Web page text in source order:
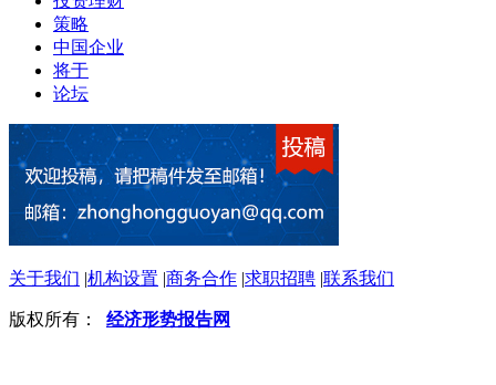
策略
中国企业
将于
论坛
关于我们 |机构设置 |商务合作 |求职招聘 |联系我们
版权所有： 经济形势报告网